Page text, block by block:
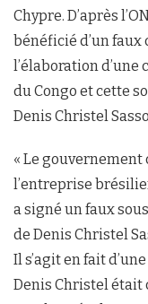
Chypre. D’après
bénéficié d’un
l’élaboration
du Congo et cette
Denis Christel
« Le
l’entreprise
a signé un faux
de Denis Christel
Il s’agit en fait
Denis Christel était